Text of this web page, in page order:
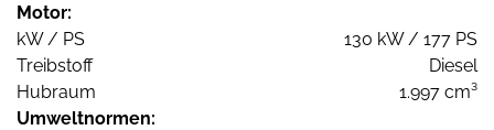
Motor:
kW / PS
130 kW / 177 PS
Treibstoff
Diesel
Hubraum
1.997 cm³
Umweltnormen: